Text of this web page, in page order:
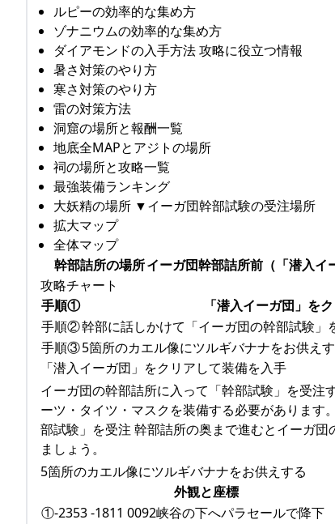
ルピーの効率的な集め方
ゾナニウムの効率的な集め方
ダイアモンドの入手方法 攻略に役立つ情報
暑さ対策のやり方
寒さ対策のやり方
雷の対策方法
洞窟の場所と報酬一覧
地底全MAPとアジトの場所
祠の場所と攻略一覧
最強装備ランキング
大妖精の場所 ▼イーガ団幹部試験の受注場所
拡大マップ
全体マップ
幹部詰所の場所イーガ団幹部詰所前（「潜入イ
攻略チャート
手順①
「潜入イーガ団」を
手順②幹部に話しかけて「イーガ団の幹部試験」
手順③5箇所のカエル像にツルギバナナをお供え
「潜入イーガ団」をクリアして装備を入手
イーガ団の幹部詰所に入って「幹部試験」を受
ーツ・タイツ・マスクを装備する必要がありま
部試験」を受注 幹部詰所の奥まで進むとイーガ
ましょう。
5箇所のカエル像にツルギバナナをお供えする
外観と座標
①-2353 -1811 0092峡谷の下へパラセールで降下